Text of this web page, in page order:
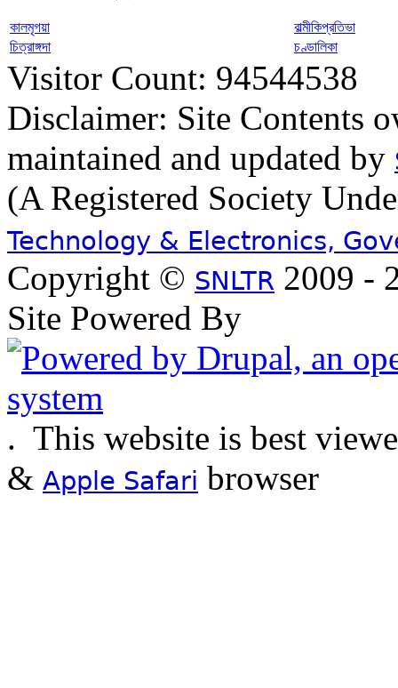
কালমৃগয়া
বাল্মীকিপ্রতিভা
চিত্রাঙ্গদা
চণ্ডালিকা
Visitor Count: 94544538
Disclaimer: Site Contents
maintained and updated by
(A Registered Society
Technology & Electronics,
Copyright © SNLTR 2009 -
Site Powered By
. This website is best
& Apple Safari browser